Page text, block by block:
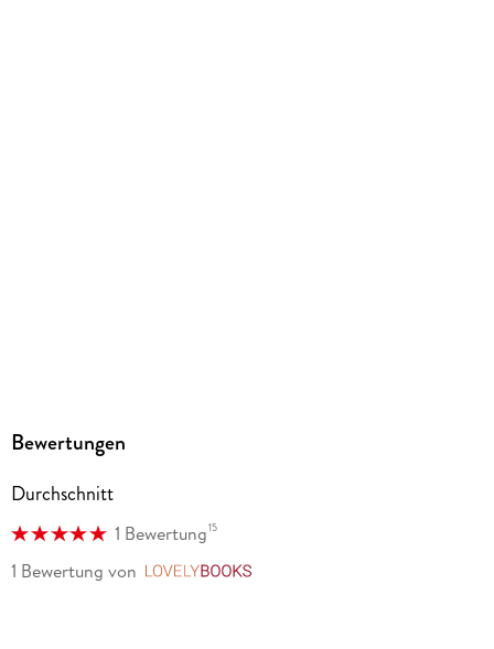
Bewertungen
Durchschnitt
1 Bewertung15
1 Bewertung von